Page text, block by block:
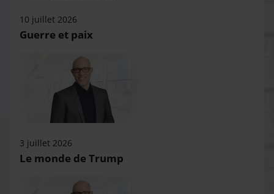
10 juillet 2026
Guerre et paix
3 juillet 2026
Le monde de Trump